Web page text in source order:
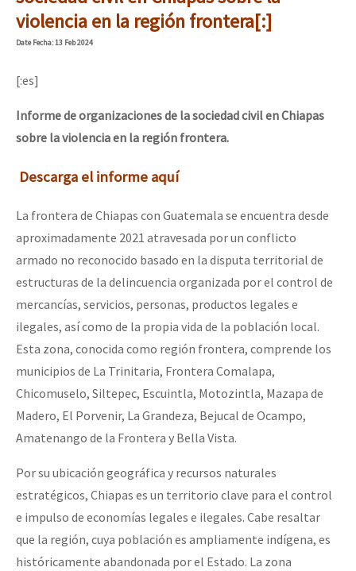
Mundo
EZLN
Megaproyectos
Mujeres
ETIQUETAS
MULTIMEDIA
Audio
Fotorreportaje
Otras secciones
Semillero Guerra contra la Humanidad. (Las poblaciones y
la naturaleza bajo asedio)
Libros para descargar
Medios Libres
Dia 1: Encontro “Guerra contra a Humanidade”
“Sonhando a Terra do Bem Virá” se publica no Estado Espanhol
Se o México sabe, que o mundo saiba! Nossas lutas pela
[25 abr – CDMX] Tokín por el CNI: 30 años de Resistencia y
violencia en la región frontera[:]
DateFecha: 13 Feb 2024
[:es]
Informe de organizaciones de la sociedad civil en Chiapas
sobre la violencia en la región frontera.
Descarga el informe aquí
La frontera de Chiapas con Guatemala se encuentra desde
aproximadamente 2021 atravesada por un conflicto
armado no reconocido basado en la disputa territorial de
estructuras de la delincuencia organizada por el control de
mercancías, servicios, personas, productos legales e
ilegales, así como de la propia vida de la población local.
Esta zona, conocida como región frontera, comprende los
municipios de La Trinitaria, Frontera Comalapa,
Chicomuselo, Siltepec, Escuintla, Motozintla, Mazapa de
Madero, El Porvenir, La Grandeza, Bejucal de Ocampo,
Amatenango de la Frontera y Bella Vista.
Por su ubicación geográfica y recursos naturales
estratégicos, Chiapas es un territorio clave para el control
e impulso de economías legales e ilegales. Cabe resaltar
que la región, cuya población es ampliamente indígena, es
históricamente abandonada por el Estado. La zona